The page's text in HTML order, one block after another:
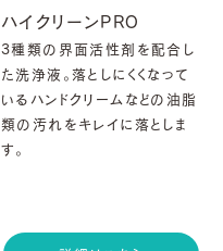
ハイクリーンPRO
3種類の界面活性剤を配合し
た洗浄液。落としにくくなって
いるハンドクリームなどの油脂
類の汚れをキレイに落としま
す。